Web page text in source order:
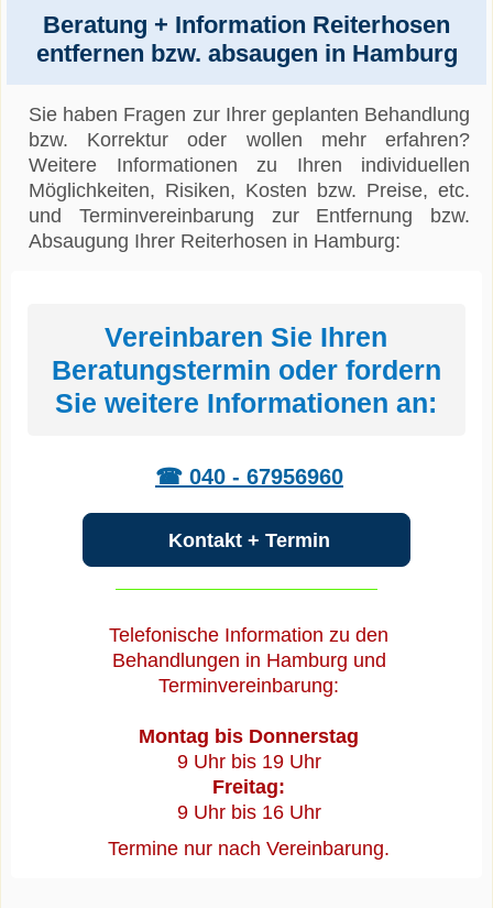
Beratung + Information Reiterhosen
entfernen bzw. absaugen in Hamburg
Sie haben Fragen zur Ihrer geplanten Behandlung
bzw. Korrektur oder wollen mehr erfahren?
Weitere Informationen zu Ihren individuellen
Möglichkeiten, Risiken, Kosten bzw. Preise, etc.
und Terminvereinbarung zur Entfernung bzw.
Absaugung Ihrer Reiterhosen in Hamburg:
Vereinbaren Sie Ihren
Beratungstermin oder fordern
Sie weitere Informationen an:
☎ 040 - 67956960
Kontakt + Termin
Telefonische Information zu den
Behandlungen in Hamburg und
Terminvereinbarung:
Montag bis Donnerstag
9 Uhr bis 19 Uhr
Freitag:
9 Uhr bis 16 Uhr
Termine nur nach Vereinbarung.